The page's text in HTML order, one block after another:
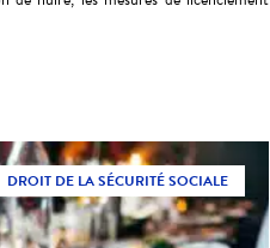
DROIT DE LA SÉCURITÉ SOCIALE